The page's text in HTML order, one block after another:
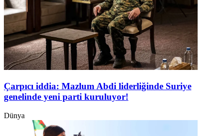
Çarpıcı iddia: Mazlum Abdi liderliğinde Suriye
genelinde yeni parti kuruluyor!
Dünya